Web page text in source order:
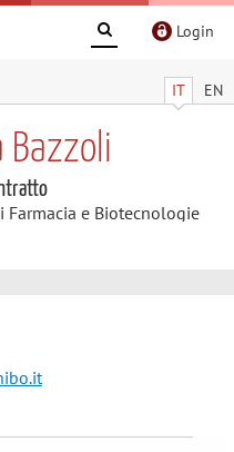
Login
IT EN
Bazzoli
Farmacia e Biotecnologie